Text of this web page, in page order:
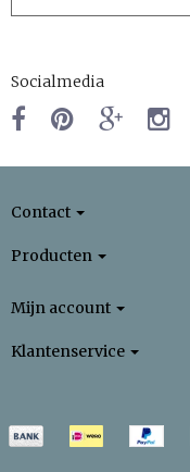
Socialmedia
Contact
Producten
Mijn account
Klantenservice